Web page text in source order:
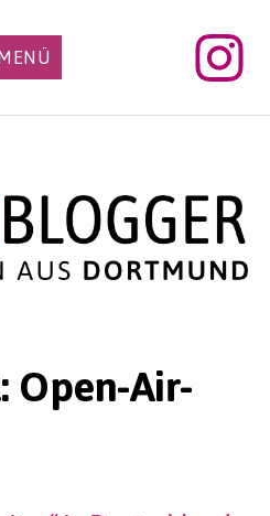
Open-Air-